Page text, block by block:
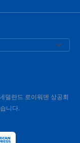
덜란드 로이워덴 상공회
니다.